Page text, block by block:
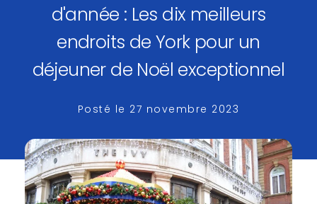
d'année : Les dix meilleurs
endroits de York pour un
déjeuner de Noël exceptionnel
Posté le 27 novembre 2023